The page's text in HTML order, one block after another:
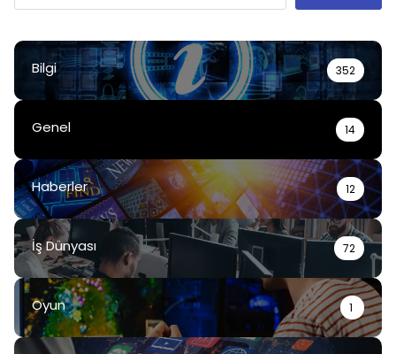
Bilgi 352
Genel 14
Haberler 12
İş Dünyası 72
Oyun 1